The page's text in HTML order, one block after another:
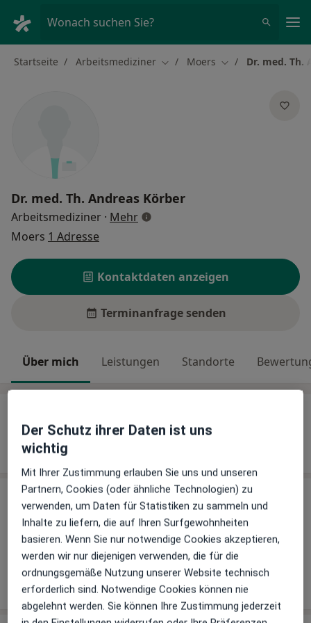
Wonach suchen Sie?
Startseite Arbeitsmediziner Stadt ändern
Moers Stadt ändern
Dr. med. Th.
Dr. med. Th. Andreas Körber
Arbeitsmediziner · Mehrüber Spezialisierungen
Moers 1 Adresse
Kontaktdaten anzeigen
Terminanfrage senden
Über mich Leistungen Standorte
Weiterbildungen und Tätigkeitsschwerpunkte
Arzt für Naturheilverfahren
Leistungen
Keine Informationen über Leistungen und Kosten
Auf diesem Profil wurden noch keine Informationen
über Leistungen hinzugefügt.
Der Schutz ihrer Daten ist uns
wichtig
Mit Ihrer Zustimmung erlauben Sie uns und unseren
Partnern, Cookies (oder ähnliche Technologien) zu
verwenden, um Daten für Statistiken zu sammeln und
Inhalte zu liefern, die auf Ihren Surfgewohnheiten
basieren. Wenn Sie nur notwendige Cookies akzeptieren,
werden wir nur diejenigen verwenden, die für die
ordnungsgemäße Nutzung unserer Website technisch
erforderlich sind. Notwendige Cookies können nie
abgelehnt werden. Sie können Ihre Zustimmung jederzeit